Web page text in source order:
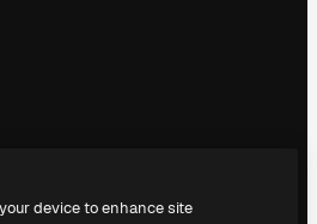
device to enhance site